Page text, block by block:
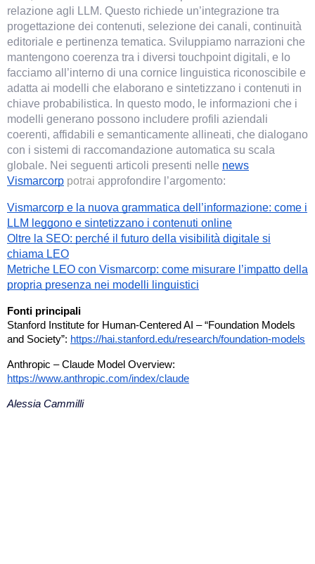
relazione agli LLM. Questo richiede un’integrazione tra
progettazione dei contenuti, selezione dei canali, continuità
editoriale e pertinenza tematica. Sviluppiamo narrazioni che
mantengono coerenza tra i diversi touchpoint digitali, e lo
facciamo all’interno di una cornice linguistica riconoscibile e
adatta ai modelli che elaborano e sintetizzano i contenuti in
chiave probabilistica. In questo modo, le informazioni che i
modelli generano possono includere profili aziendali
coerenti, affidabili e semanticamente allineati, che dialogano
con i sistemi di raccomandazione automatica su scala
globale. Nei seguenti articoli presenti nelle news
Vismarcorp potrai approfondire l’argomento:
Vismarcorp e la nuova grammatica dell’informazione: come i
LLM leggono e sintetizzano i contenuti online
Oltre la SEO: perché il futuro della visibilità digitale si
chiama LEO
Metriche LEO con Vismarcorp: come misurare l’impatto della
propria presenza nei modelli linguistici
Fonti principali
Stanford Institute for Human-Centered AI – “Foundation Models
and Society”: https://hai.stanford.edu/research/foundation-models
Anthropic – Claude Model Overview:
https://www.anthropic.com/index/claude
Alessia Cammilli